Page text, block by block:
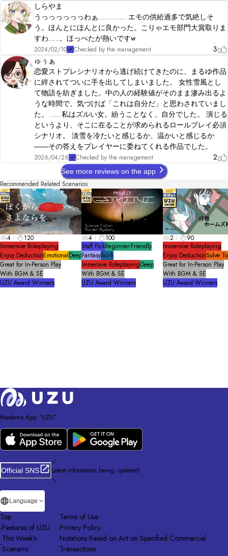
しらやま
うっっっっっっわぁ…………… エモの供給過多で気絶しそ
う。ほんとにほんとに良かった。こりゃエモ部門大賞取りま
すわ……。ほっぺたが熱いですw
2024/02/10 Checked by the management
3
ゅぅぁ
恋愛ストプレシナリオから逃げ続けてきたのに、まるゆ作品
に絆されてついに手を出してしまいました。 女性雪風とし
て物語を紡ぎました。中の人の経験値がそのまま滲み出るよ
うな時間で、気づけば「これは自分だ」と思わされていまし
た。 ……私はズルい女。紛うことなく、自分でした。 演じる
というより、そこに在ることが求められるロールプレイ必須
シナリオ。 淡雪を冷たいと感じるか、温かいと感じるか
――その答えをプレイヤーに委ねてくれる作品でした。
2026/04/26 Checked by the management 2
See more reviews on the app
Recommended Related Scenarios
4
120
Immersive Roleplaying
Enjoy DeductionEmotionalDeep
Great for In-Person Play
With BGM & SE
UZU Award Winners
4
100
Staff PickBeginner-Friendly
FantasySci-fi
Immersive RoleplayingDeep
With BGM & SE
UZU Award Winners
2
90
Immersive Roleplaying
Enjoy DeductionSolve
Great for In-Person Play
With BGM & SE
UZU Award Winners
Madamis App “UZU”
Official SNS
／
Latest information being updated!
＼
Language
Top
-Features of UZU
-
This Week's
Scenario
Terms of Use
Privacy Policy
Notations Based on Act on Specified Commercial
Transactions